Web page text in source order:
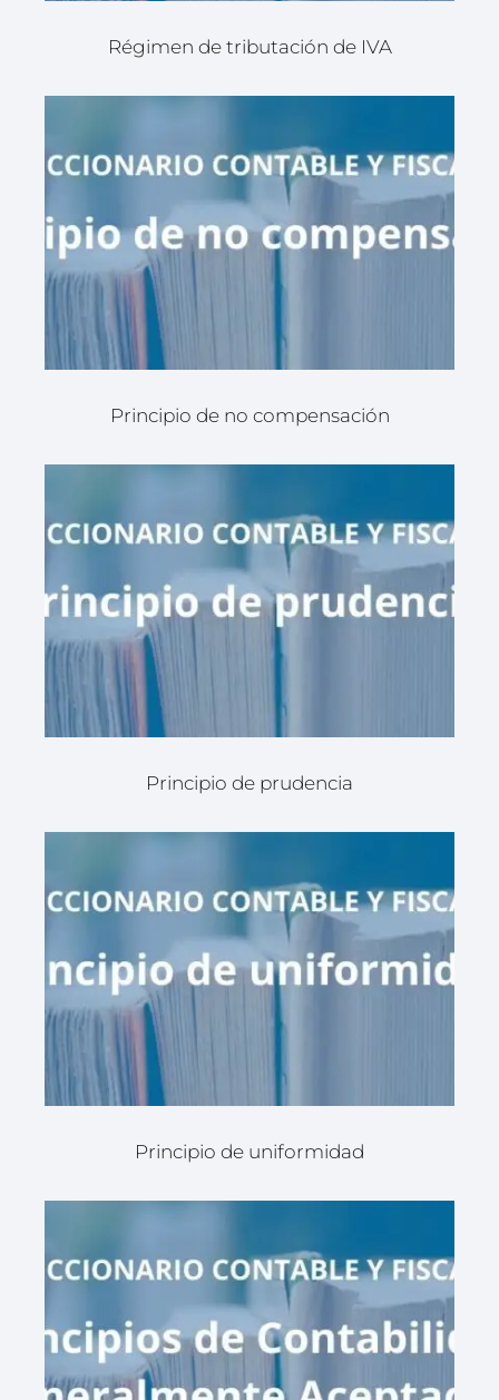
Régimen de tributación de IVA
Principio de no compensación
Principio de prudencia
Principio de uniformidad